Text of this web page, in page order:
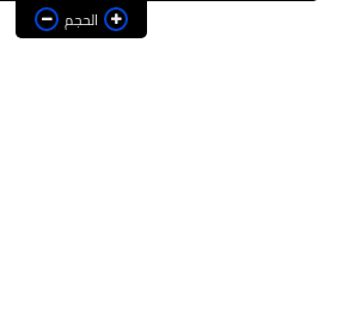
التعليمالحجم